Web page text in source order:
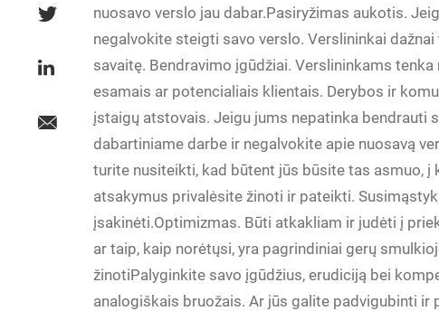
nuosavo verslo jau dabar.Pasiryžimas aukotis.
negalvokite steigti savo verslo. Verslininkai
savaitę. Bendravimo įgūdžiai. Verslininkams
esamais ar potencialiais klientais. Derybos ir
įstaigų atstovais. Jeigu jums nepatinka bendrauti
dabartiniame darbe ir negalvokite apie nuosavą
turite nusiteikti, kad būtent jūs būsite tas asmuo,
atsakymus privalėsite žinoti ir pateikti.
įsakinėti.Optimizmas. Būti atkakliam ir judėti į
ar taip, kaip norėtųsi, yra pagrindiniai gerų
žinotiPalyginkite savo įgūdžius, erudiciją bei
analogiškais bruožais. Ar jūs galite padvigubinti